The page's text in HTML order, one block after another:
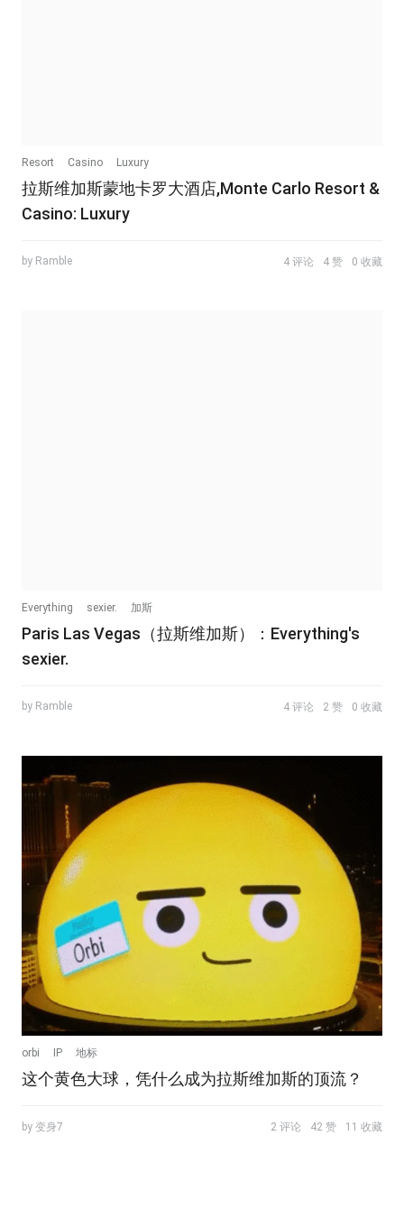
Resort Casino Luxury
拉斯维加斯蒙地卡罗大酒店,Monte Carlo Resort &
Casino: Luxury
by Ramble 4 评论 4 赞 0 收藏
Everything sexier. 加斯
Paris Las Vegas（拉斯维加斯）：Everything's
sexier.
by Ramble 4 评论 2 赞 0 收藏
orbi IP 地标
这个黄色大球，凭什么成为拉斯维加斯的顶流？
by 变身7 2 评论 42 赞 11 收藏